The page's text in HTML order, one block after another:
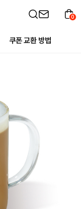
쿠폰 교환 방법
0